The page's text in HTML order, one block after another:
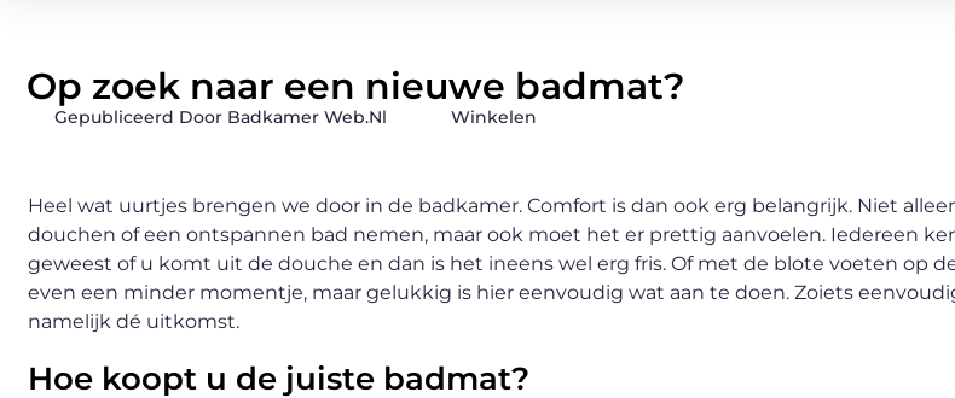
Op zoek naar een nieuwe badmat?
Gepubliceerd Door Badkamer Web.nl Winkelen
Heel wat uurtjes brengen we door in de badkamer. Comfort is dan ook erg belangrijk. Niet
douchen of een ontspannen bad nemen, maar ook moet het er prettig aanvoelen. Iedereen
geweest of u komt uit de douche en dan is het ineens wel erg fris. Of met de blote voeten op
even een minder momentje, maar gelukkig is hier eenvoudig wat aan te doen. Zoiets
namelijk dé uitkomst.
Hoe koopt u de juiste badmat?